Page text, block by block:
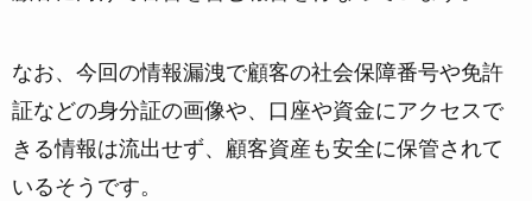
なお、今回の情報漏洩で顧客の社会保障番号や免許
証などの身分証の画像や、口座や資金にアクセスで
きる情報は流出せず、顧客資産も安全に保管されて
いるそうです。